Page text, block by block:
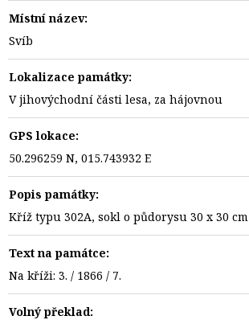
Místní název:
Svíb
Lokalizace památky:
V jihovýchodní části lesa, za hájovnou
GPS lokace:
50.296259 N, 015.743932 E
Popis památky:
Kříž typu 302A, sokl o půdorysu 30 x 30 cm
Text na památce:
Na kříži: 3. / 1866 / 7.
Volný překlad: